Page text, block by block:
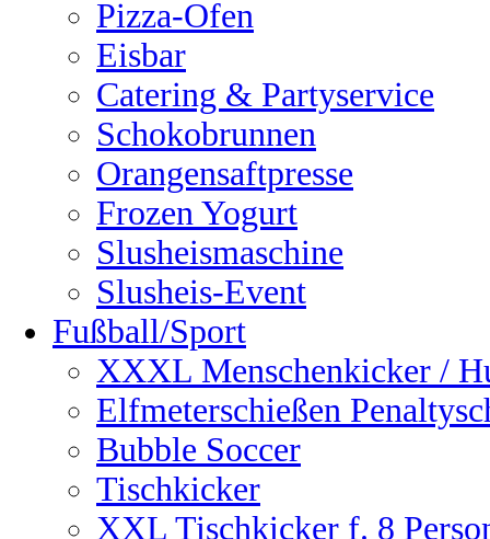
Pizza-Ofen
Eisbar
Catering & Partyservice
Schokobrunnen
Orangensaftpresse
Frozen Yogurt
Slusheismaschine
Slusheis-Event
Fußball/Sport
XXXL Menschenkicker /
Elfmeterschießen
Bubble Soccer
Tischkicker
XXL Tischkicker f. 8